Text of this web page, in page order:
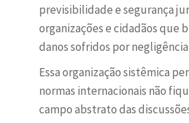
previsibilidade e segurança
organizações e cidadãos que
danos sofridos por
Essa organização sistêmica
normas internacionais não
campo abstrato das